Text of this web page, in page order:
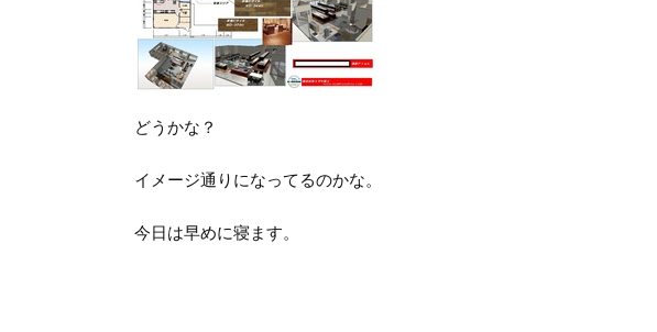
どうかな？
イメージ通りになってるのかな。
今日は早めに寝ます。